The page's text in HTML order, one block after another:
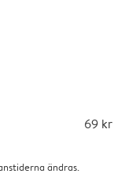
69 kr
ändras.